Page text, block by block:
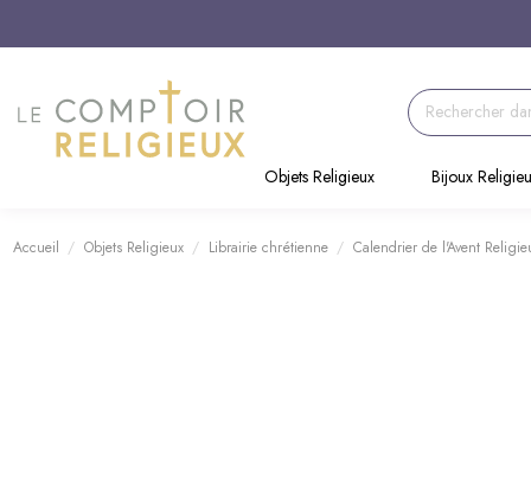
Objets Religieux
Bijoux
Accueil Objets Religieux Librairie chrétienne Calendrier de l'Avent